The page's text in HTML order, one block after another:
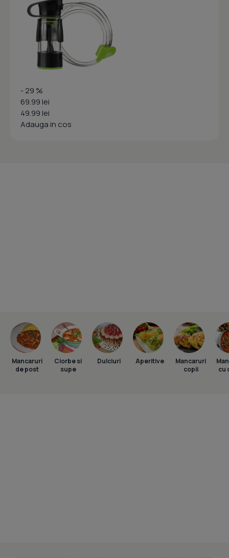
- 29 %
69.99 lei
49.99 lei
Adauga in cos
Mancaruri
de post
Ciorbe si
supe
Dulciuri Aperitive
Mancaruri
copii
cu